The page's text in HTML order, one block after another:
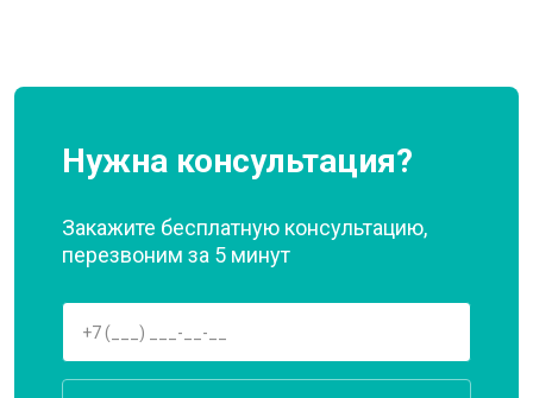
Нужна консультация?
Закажите бесплатную консультацию,
перезвоним за 5 минут